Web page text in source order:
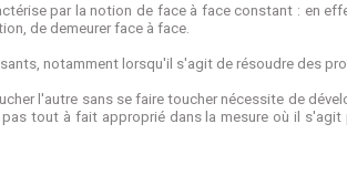
par la notion de face à face constant : en
de demeurer face à face.
notamment lorsqu'il s'agit de résoudre des
l'autre sans se faire toucher nécessite de
tout à fait approprié dans la mesure où il